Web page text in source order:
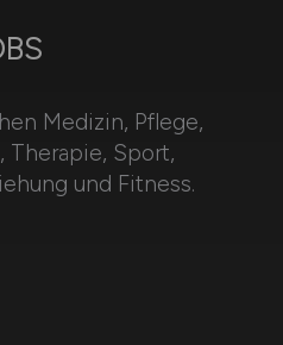
Medizin, Pflege,
Therapie, Sport,
und Fitness.